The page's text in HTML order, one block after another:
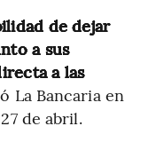
de dejar
a sus
a las
La Bancaria en
de abril.